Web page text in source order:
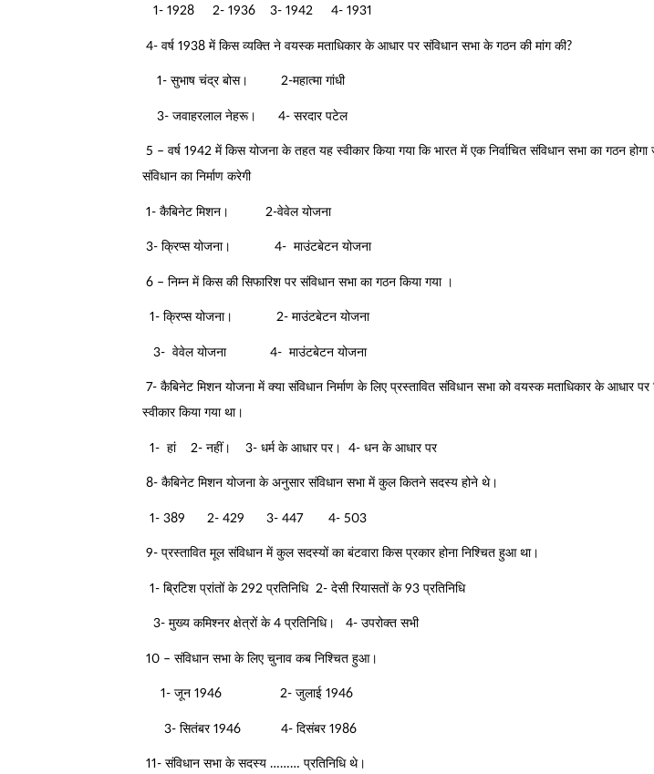
1- 1928 2- 1936 3- 1942 4- 1931
4- वर्ष 1938 में किस व्यक्ति ने वयस्क मताधिकार के आधार पर संविधान सभा के गठन की मांग की?
1- सुभाष चंद्र बोस। 2-महात्मा गांधी
3- जवाहरलाल नेहरू। 4- सरदार पटेल
5 – वर्ष 1942 में किस योजना के तहत यह स्वीकार किया गया कि भारत में एक निर्वाचित संविधान सभा का गठन होगा
संविधान का निर्माण करेगी
1- कैबिनेट मिशन। 2-वेवेल योजना
3- क्रिप्स योजना। 4- माउंटबेटन योजना
6 – निम्न में किस की सिफारिश पर संविधान सभा का गठन किया गया ।
1- क्रिप्स योजना। 2- माउंटबेटन योजना
3- वेवेल योजना 4- माउंटबेटन योजना
7- कैबिनेट मिशन योजना में क्या संविधान निर्माण के लिए प्रस्तावित संविधान सभा को वयस्क मताधिकार के आधार पर
स्वीकार किया गया था।
1- हां 2- नहीं। 3- धर्म के आधार पर। 4- धन के आधार पर
8- कैबिनेट मिशन योजना के अनुसार संविधान सभा में कुल कितने सदस्य होने थे।
1- 389 2- 429 3- 447 4- 503
9- प्रस्तावित मूल संविधान में कुल सदस्यों का बंटवारा किस प्रकार होना निश्चित हुआ था।
1- ब्रिटिश प्रांतों के 292 प्रतिनिधि 2- देसी रियासतों के 93 प्रतिनिधि
3- मुख्य कमिश्नर क्षेत्रों के 4 प्रतिनिधि। 4- उपरोक्त सभी
10 – संविधान सभा के लिए चुनाव कब निश्चित हुआ।
1- जून 1946 2- जुलाई 1946
3- सितंबर 1946 4- दिसंबर 1986
11- संविधान सभा के सदस्य ……… प्रतिनिधि थे।